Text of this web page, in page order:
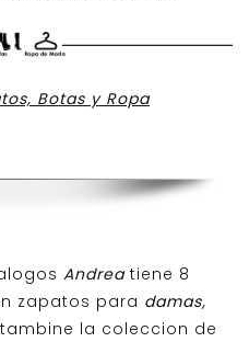
Botas y Ropa
Andreatiene 8
zapatos para damas,
la coleccion de